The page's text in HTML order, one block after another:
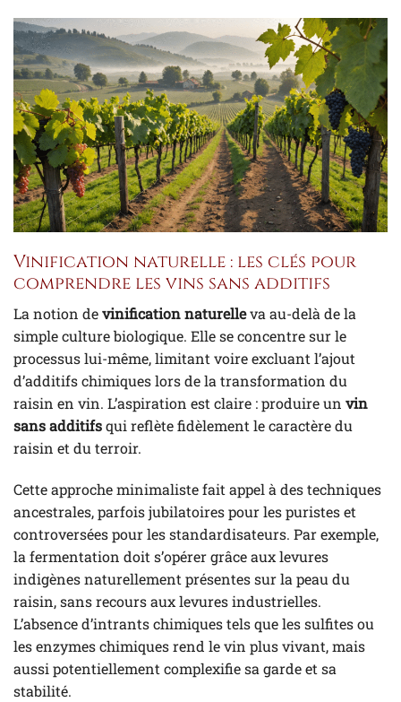
Vinification naturelle : les clés pour
comprendre les vins sans additifs
La notion devinification naturelleva au-delà de la
simple culture biologique. Elle se concentre sur le
processus lui-même, limitant voire excluant l’ajout
d’additifs chimiques lors de la transformation du
raisin en vin. L’aspiration est claire : produire un vin
sans additifsqui reflète fidèlement le caractère du
raisin et du terroir.
Cette approche minimaliste fait appel à des techniques
ancestrales, parfois jubilatoires pour les puristes et
controversées pour les standardisateurs. Par exemple,
la fermentation doit s’opérer grâce aux levures
indigènes naturellement présentes sur la peau du
raisin, sans recours aux levures industrielles.
L’absence d’intrants chimiques tels que les sulfites ou
les enzymes chimiques rend le vin plus vivant, mais
aussi potentiellement complexifie sa garde et sa
stabilité.